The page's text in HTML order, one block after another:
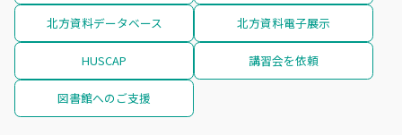
北方資料データベース 北方資料電子展示
HUSCAP 講習会を依頼
図書館へのご支援